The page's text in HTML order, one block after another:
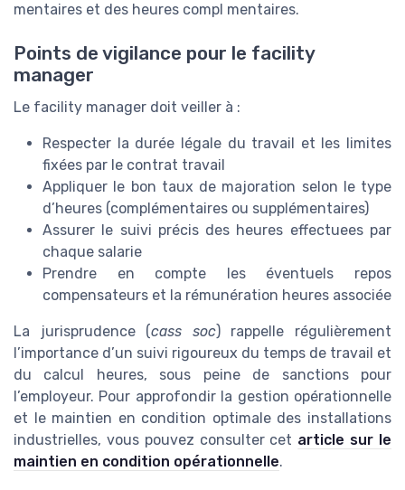
mentaires et des heures compl mentaires.
Points de vigilance pour le facility
manager
Le facility manager doit veiller à :
Respecter la durée légale du travail et les limites
fixées par le contrat travail
Appliquer le bon taux de majoration selon le type
d’heures (complémentaires ou supplémentaires)
Assurer le suivi précis des heures effectuees par
chaque salarie
Prendre en compte les éventuels repos
compensateurs et la rémunération heures associée
La jurisprudence (cass soc) rappelle régulièrement
l’importance d’un suivi rigoureux du temps de travail et
du calcul heures, sous peine de sanctions pour
l’employeur. Pour approfondir la gestion opérationnelle
et le maintien en condition optimale des installations
industrielles, vous pouvez consulter cet article sur le
maintien en condition opérationnelle.